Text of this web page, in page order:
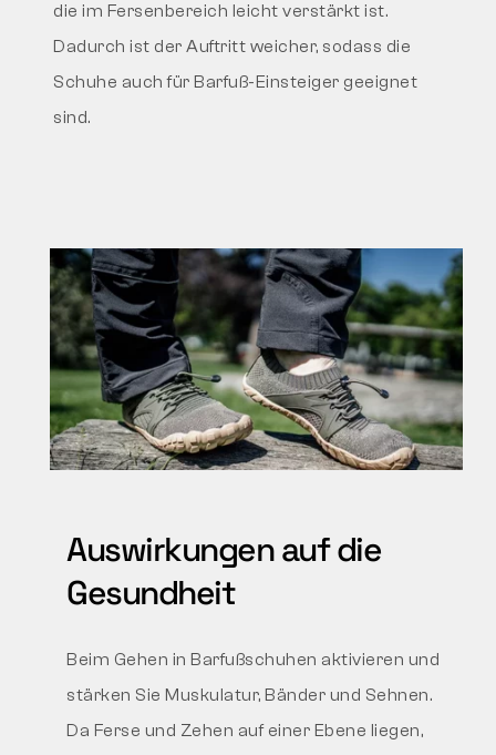
die im Fersenbereich leicht verstärkt ist.
Dadurch ist der Auftritt weicher, sodass die
Schuhe auch für Barfuß-Einsteiger geeignet
sind.
Auswirkungen auf die
Gesundheit
Beim Gehen in Barfußschuhen aktivieren und
stärken Sie Muskulatur, Bänder und Sehnen.
Da Ferse und Zehen auf einer Ebene liegen,